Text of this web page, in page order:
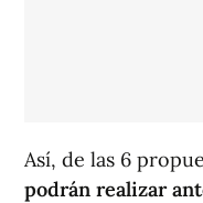
Así, de las 6
podrán realizar